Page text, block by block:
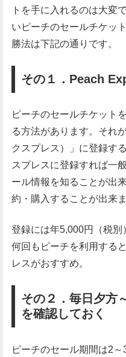
トを手に入れるのは大変
いピーチのセールチケッ
勝法は下記の通りです。
その１．Peach
ピーチのセールチケット
る方法があります。それ
クスプレス）」に登録す
スプレスに登録すれば一
ール情報を知ることが出
約・購入することが出来ま
登録には年5,000円（税
何回もピーチを利用する
レスがおすすめ。
その２．毎日夕方
を確認しておく
ピーチのセール期間は2